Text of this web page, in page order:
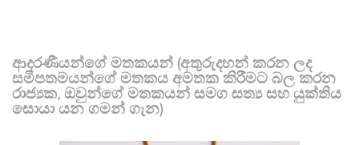
ආදරණීයන්ගේ මතකයන් (අතුරුදහන් කරන ලද
සමීපතමයන්ගේ මතකය අමතක කිරීමට බල කරන
රාජ්‍යක, ඔවුන්ගේ මතකයන් සමග සත්‍ය සහ යුක්තිය
සොයා යන ගමන් ගැන)